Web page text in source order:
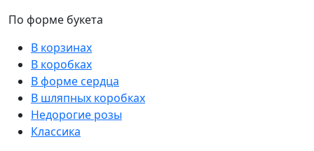
По форме букета
В корзинах
В коробках
В форме сердца
В шляпных коробках
Недорогие розы
Классика